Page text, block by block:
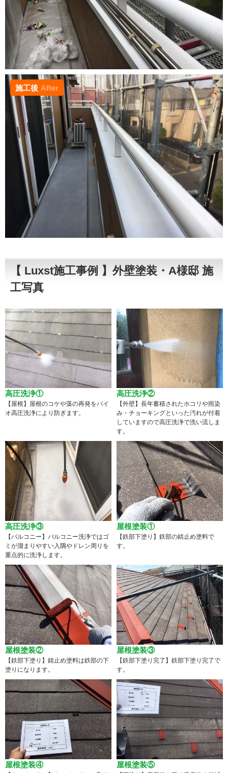
施工後 After
【 Luxst施工事例 】外壁塗装・A様邸 施
工写真
高圧洗浄①
【屋根】屋根のコケや藻の再発をバイ
オ高圧洗浄により防ぎます。
高圧洗浄②
【外壁】長年蓄積されたホコリや雨染
み・チョーキングといった汚れが付着
していますので高圧洗浄で洗い流しま
す。
高圧洗浄③
【バルコニー】バルコニー洗浄ではゴ
ミが溜まりやすい入隅やドレン周りを
重点的に洗浄します。
屋根塗装①
【鉄部下塗り】鉄部の錆止め塗料で
す。
屋根塗装②
【鉄部下塗り】錆止め塗料は鉄部の下
塗りになります。
屋根塗装③
【鉄部下塗り完了】鉄部下塗り完了で
す。
屋根塗装④ 屋根塗装⑤